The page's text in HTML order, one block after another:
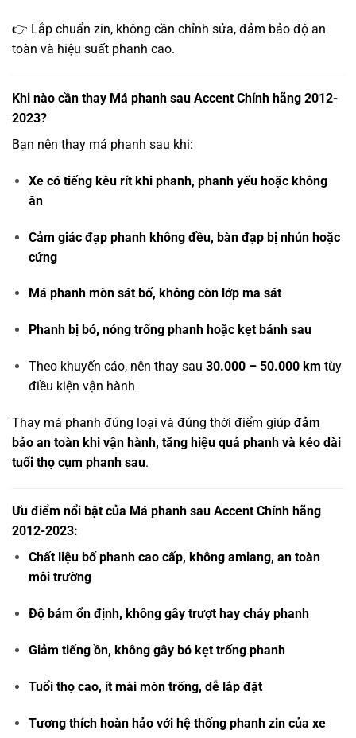
👉 Lắp chuẩn zin, không cần chỉnh sửa, đảm bảo độ an
toàn và hiệu suất phanh cao.
Khi nào cần thay Má phanh sau Accent Chính hãng 2012-
2023?
Bạn nên thay má phanh sau khi:
Xe có tiếng kêu rít khi phanh, phanh yếu hoặc không
ăn
Cảm giác đạp phanh không đều, bàn đạp bị nhún hoặc
cứng
Má phanh mòn sát bố, không còn lớp ma sát
Phanh bị bó, nóng trống phanh hoặc kẹt bánh sau
Theo khuyến cáo, nên thay sau 30.000 – 50.000 km tùy
điều kiện vận hành
Thay má phanh đúng loại và đúng thời điểm giúp đảm
bảo an toàn khi vận hành, tăng hiệu quả phanh và kéo dài
tuổi thọ cụm phanh sau.
Ưu điểm nổi bật của Má phanh sau Accent Chính hãng
2012-2023:
Chất liệu bố phanh cao cấp, không amiang, an toàn
môi trường
Độ bám ổn định, không gây trượt hay cháy phanh
Giảm tiếng ồn, không gây bó kẹt trống phanh
Tuổi thọ cao, ít mài mòn trống, dễ lắp đặt
Tương thích hoàn hảo với hệ thống phanh zin của xe